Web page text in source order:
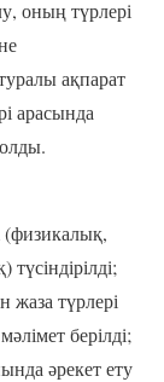
оның түрлері
ақпарат
арасында
жаза түрлері
берілді;
әрекет ету